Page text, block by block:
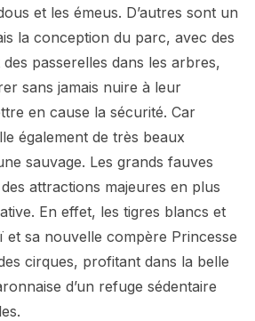
et les émeus. D’autres sont un
la conception du parc, avec des
passerelles dans les arbres,
sans jamais nuire à leur
en cause la sécurité. Car
également de très beaux
sauvage. Les grands fauves
attractions majeures en plus
En effet, les tigres blancs et
et sa nouvelle compère Princesse
cirques, profitant dans la belle
d’un refuge sédentaire